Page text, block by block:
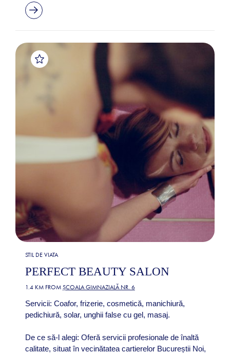
STIL DE VIATA
PERFECT BEAUTY SALON
1.4 KM FROM ȘCOALA GIMNAZIALĂ NR. 6
Servicii: Coafor, frizerie, cosmetică, manichiură,
pedichiură, solar, unghii false cu gel, masaj.
De ce să-l alegi: Oferă servicii profesionale de înaltă
calitate, situat în vecinătatea cartierelor Bucureștii Noi,